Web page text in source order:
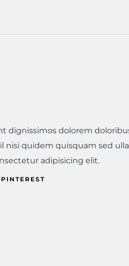
dignissimos dolorem
nisi quidem quisquam sed
adipisicing elit.